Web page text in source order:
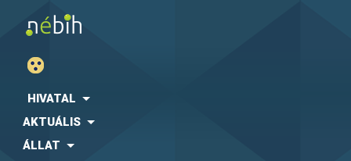
HIVATAL
AKTUÁLIS
ÁLLAT